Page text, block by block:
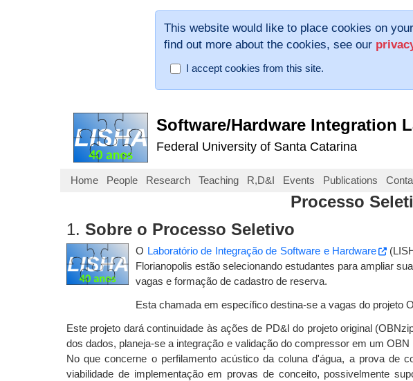
This website would like to place cookies on
find out more about the cookies, see our
I accept cookies from this site.
Software/Hardware Integration
Federal University of Santa Catarina
Home People Research Teaching R,D&I Events Publications
Processo
1. Sobre o Processo Seletivo
O Laboratório de Integração de Software e Hardware
Florianopolis estão selecionando estudantes para ampliar
vagas e formação de cadastro de reserva.
Esta chamada em específico destina-se a vagas do projeto
Este projeto dará continuidade às ações de PD&I do projeto original
dos dados, planeja-se a integração e validação do compressor em um
No que concerne o perfilamento acústico da coluna d'água, a prova de
viabilidade de implementação em provas de conceito, possivelmente